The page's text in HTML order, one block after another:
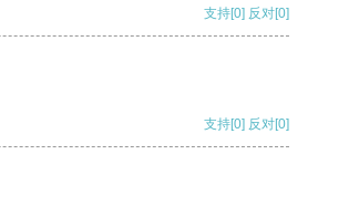
支持[0] 反对[0]
支持[0] 反对[0]